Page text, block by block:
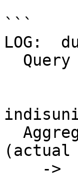
```
LOG:
(actual